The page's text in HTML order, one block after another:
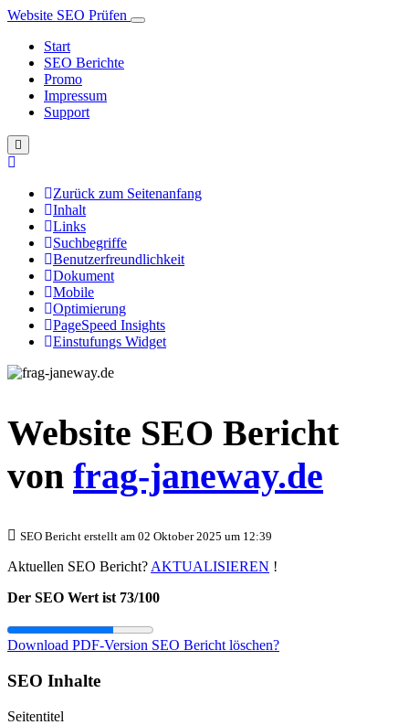
Website SEO Prüfen
Start
SEO Berichte
Promo
Impressum
Support
Zurück zum Seitenanfang
Inhalt
Links
Suchbegriffe
Benutzerfreundlichkeit
Dokument
Mobile
Optimierung
PageSpeed Insights
Einstufungs Widget
Website SEO Bericht
von frag-janeway.de
SEO Bericht erstellt am 02 Oktober 2025 um 12:39
Aktuellen SEO Bericht? AKTUALISIEREN !
Der SEO Wert ist 73/100
Download PDF-Version SEO Bericht löschen?
SEO Inhalte
Seitentitel